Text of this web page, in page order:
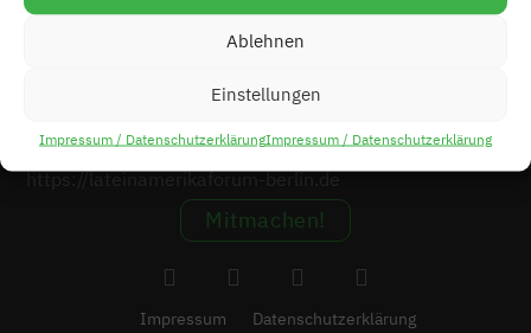
Ablehnen
Einstellungen
Impressum / DatenschutzerklärungImpressum / Datenschutzerklärung
KONTAKT
Bismarckstraße 101, D-10625 Berlin
kontakt@lateinamerikaforum-berlin.de
https://lateinamerikaforum-berlin.de
Mitmachen!
Impressum
Datenschutzerklärung